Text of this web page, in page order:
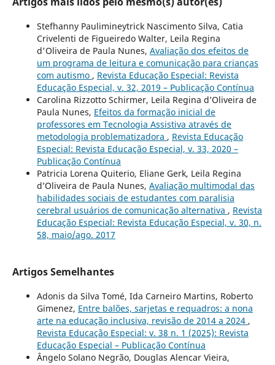
Stefhanny Paulimineytrick Nascimento Silva, Catia
Crivelenti de Figueiredo Walter, Leila Regina
d'Oliveira de Paula Nunes, Avaliação dos efeitos de
um programa de leitura e comunicação para crianças
com autismo , Revista Educação Especial: Revista
Educação Especial, v. 32, 2019 – Publicação Contínua
Carolina Rizzotto Schirmer, Leila Regina d’Oliveira de
Paula Nunes, Efeitos da formação inicial de
professores em Tecnologia Assistiva através de
metodologia problematizadora , Revista Educação
Especial: Revista Educação Especial, v. 33, 2020 –
Publicação Contínua
Patricia Lorena Quiterio, Eliane Gerk, Leila Regina
d’Oliveira de Paula Nunes, Avaliação multimodal das
habilidades sociais de estudantes com paralisia
cerebral usuários de comunicação alternativa , Revista
Educação Especial: Revista Educação Especial, v. 30, n.
58, maio/ago. 2017
Artigos Semelhantes
Adonis da Silva Tomé, Ida Carneiro Martins, Roberto
Gimenez, Entre balões, sarjetas e requadros: a nona
arte na educação inclusiva, revisão de 2014 a 2024 ,
Revista Educação Especial: v. 38 n. 1 (2025): Revista
Educação Especial – Publicação Contínua
Ângelo Solano Negrão, Douglas Alencar Vieira,